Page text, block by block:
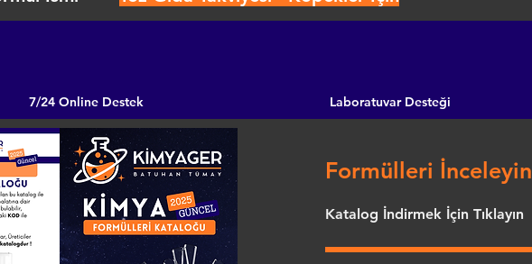
7/24 Online Destek Laboratuvar Desteği
Formülleri İnceleyin
Katalog İndirmek İçin Tıklayın